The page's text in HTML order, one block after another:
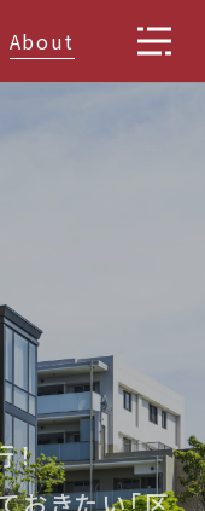
About
！
おきたい「区